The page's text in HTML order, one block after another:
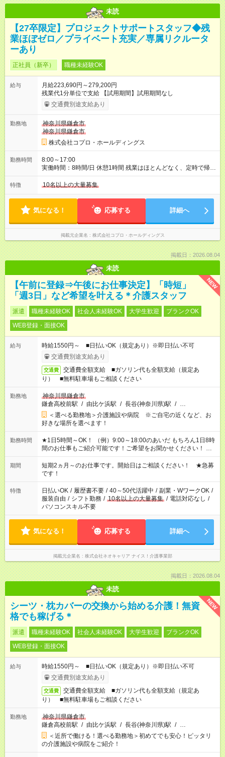
未読
【27卒限定】プロジェクトサポートスタッフ◆残
業ほぼゼロ／プライベート充実／専属リクルータ
ーあり
正社員（新卒） 職種未経験OK
給与
月給223,690円～279,200円
残業代1分単位で支給 【試用期間】試用期間なし
交通費別途支給あり
勤務地
神奈川県鎌倉市
神奈川県鎌倉市
株式会社コプロ・ホールディングス
勤務時間
8:00～17:00
実働時間：8時間/日 休憩1時間 残業はほとんどなく、定時で帰れ
る日が多い働き方です。 毎日の業務は進捗管理や事務が中心な
ので、 「今日やるべき仕事」が終われば、自然と区切りをつけ
方を大切にしています。
特徴 10名以上の大量募集
気になる！ 応募する 詳細へ
掲載元企業名 株式会社コプロ・ホールディングス
掲載日：2026.08.04
未読
NEW
【午前に登録⇒午後にお仕事決定】「時短」
「週3日」など希望を叶える＊介護スタッフ
派遣 職種未経験OK 社会人未経験OK 大学生歓迎
ブランクOK
WEB登録・面接OK
給与
時給1550円～ ■日払いOK（規定あり）※即日払い不可
交通費別途支給あり
交通費
交通費全額支給 ■ガソリン代も全額支給（規定あ
り） ■無料駐車場もご相談ください
勤務地
神奈川県鎌倉市
鎌倉高校前駅 / 由比ケ浜駅 / 長谷(神奈川県)駅 / …
＜選べる勤務地＞介護施設や病院 ※ご自宅の近くなど、お
好きな場所を選べます！
勤務時間
★1日5時間～OK！ （例）9:00～18:00のあいだ もちろん1日8時
間のお仕事もご紹介可能です！ご希望をお聞かせください！ ※
週最低15時間以上の勤務が必要です
期間
短期2ヵ月～のお仕事です。開始日はご相談ください！ ★急募
です！
特徴 日払いOK / 履歴書不要 / 40～50代活躍中 / 副業・WワークOK /
服装自由 / シフト勤務 / 10名以上の大量募集 / 電話対応なし /
パソコンスキル不要
気になる！ 応募する 詳細へ
掲載元企業名 株式会社ネオキャリア ナイス！介護事業部
掲載日：2026.08.04
未読
NEW
シーツ・枕カバーの交換から始める介護！無資
格でも稼げる＊
派遣 職種未経験OK 社会人未経験OK 大学生歓迎
ブランクOK
WEB登録・面接OK
給与
時給1550円～ ■日払いOK（規定あり）※即日払い不可
交通費別途支給あり
交通費
交通費全額支給 ■ガソリン代も全額支給（規定あ
り） ■無料駐車場もご相談ください
勤務地
神奈川県鎌倉市
鎌倉高校前駅 / 由比ケ浜駅 / 長谷(神奈川県)駅 / …
＜近所で働ける！選べる勤務地＞初めてでも安心！ピッタリ
の介護施設や病院をご紹介！